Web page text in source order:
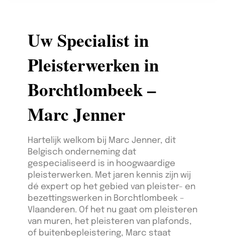
Uw Specialist in
Pleisterwerken in
Borchtlombeek –
Marc Jenner
Hartelijk welkom bij Marc Jenner, dit
Belgisch onderneming dat
gespecialiseerd is in hoogwaardige
pleisterwerken. Met jaren kennis zijn wij
dé expert op het gebied van pleister- en
bezettingswerken in Borchtlombeek –
Vlaanderen. Of het nu gaat om pleisteren
van muren, het pleisteren van plafonds,
of buitenbepleistering, Marc staat